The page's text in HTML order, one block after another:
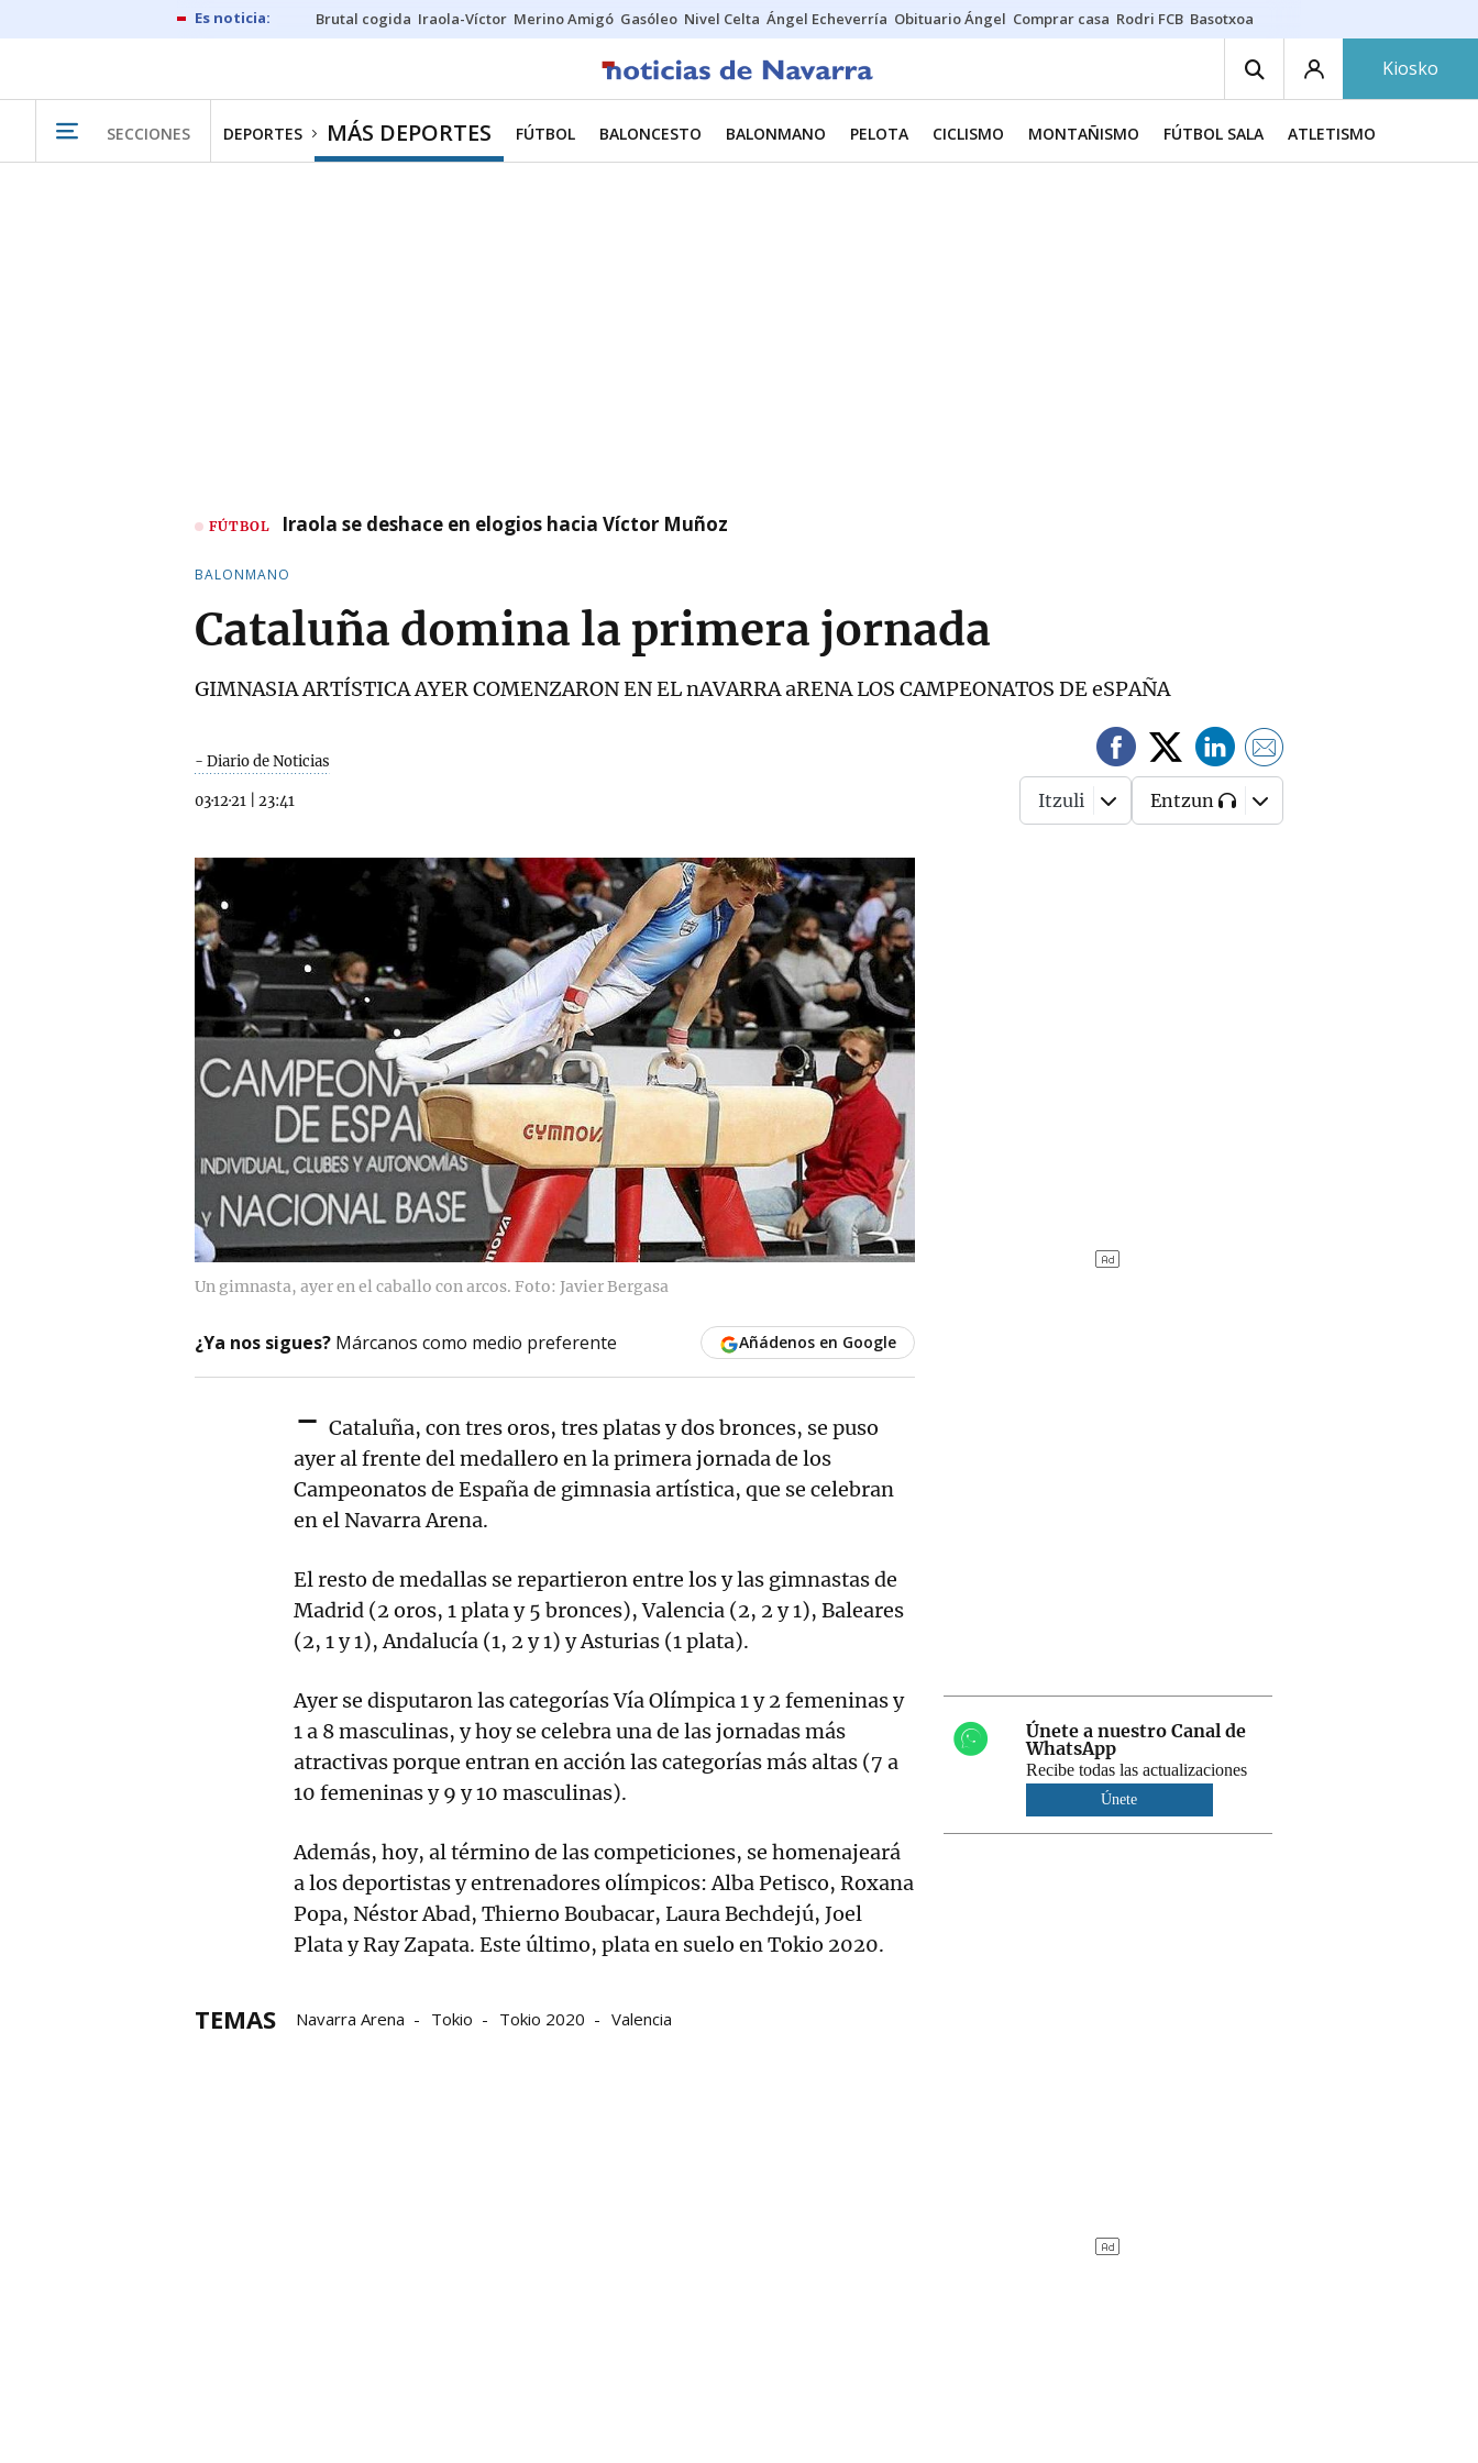
Brutal cogida Iraola-Víctor Merino Amigó Gasóleo Nivel Celta Ángel Echeverría Obituario Ángel Comprar casa Rodri FCB Basotxoa
Kiosko
SECCIONES DEPORTES MÁS DEPORTES FÚTBOL BALONCESTO BALONMANO PELOTA CICLISMO MONTAÑISMO FÚTBOL SALA ATLETISMO
FÚTBOL Iraola se deshace en elogios hacia Víctor Muñoz
BALONMANO
Cataluña domina la primera jornada
GIMNASIA ARTÍSTICA AYER COMENZARON EN EL nAVARRA aRENA LOS CAMPEONATOS DE eSPAÑA
- Diario de Noticias
03·12·21 23:41 Itzuli Entzun
Un gimnasta, ayer en el caballo con arcos. Foto: Javier Bergasa
¿Ya nos sigues? Márcanos como medio preferente Añádenos en Google
- Cataluña, con tres oros, tres platas y dos bronces, se puso
ayer al frente del medallero en la primera jornada de los
Campeonatos de España de gimnasia artística, que se celebran
en el Navarra Arena.
El resto de medallas se repartieron entre los y las gimnastas de
Madrid (2 oros, 1 plata y 5 bronces), Valencia (2, 2 y 1), Baleares
(2, 1 y 1), Andalucía (1, 2 y 1) y Asturias (1 plata).
Ayer se disputaron las categorías Vía Olímpica 1 y 2 femeninas y
1 a 8 masculinas, y hoy se celebra una de las jornadas más
atractivas porque entran en acción las categorías más altas (7 a
10 femeninas y 9 y 10 masculinas).
Además, hoy, al término de las competiciones, se homenajeará
a los deportistas y entrenadores olímpicos: Alba Petisco, Roxana
Popa, Néstor Abad, Thierno Boubacar, Laura Bechdejú, Joel
Plata y Ray Zapata. Este último, plata en suelo en Tokio 2020.
TEMAS Navarra Arena Tokio Tokio 2020 Valencia
Únete a nuestro Canal de
WhatsApp
Recibe todas las actualizaciones
Únete